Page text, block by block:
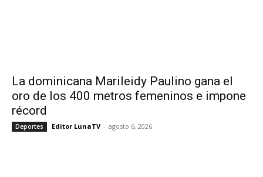
La dominicana Marileidy Paulino gana el
oro de los 400 metros femeninos e impone
récord
Deportes Editor LunaTV - agosto 6, 2026